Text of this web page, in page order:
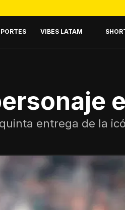
VIBES LATAM
entrega de la